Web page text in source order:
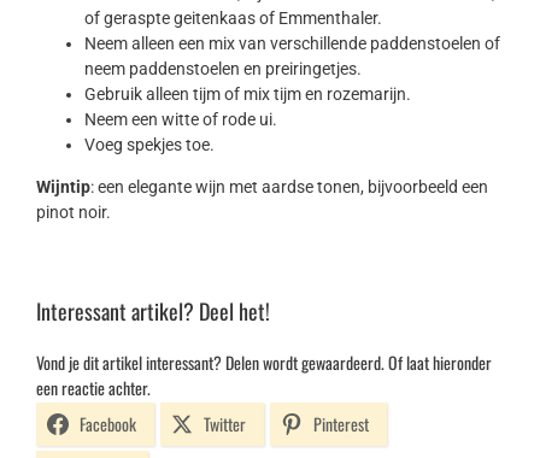
of geraspte geitenkaas of Emmenthaler.
Neem alleen een mix van verschillende paddenstoelen of
neem paddenstoelen en preiringetjes.
Gebruik alleen tijm of mix tijm en rozemarijn.
Neem een witte of rode ui.
Voeg spekjes toe.
Wijntip: een elegante wijn met aardse tonen, bijvoorbeeld een
pinot noir.
Interessant artikel? Deel het!
Vond je dit artikel interessant? Delen wordt gewaardeerd. Of laat hieronder
een reactie achter.
Facebook
Twitter
Pinterest